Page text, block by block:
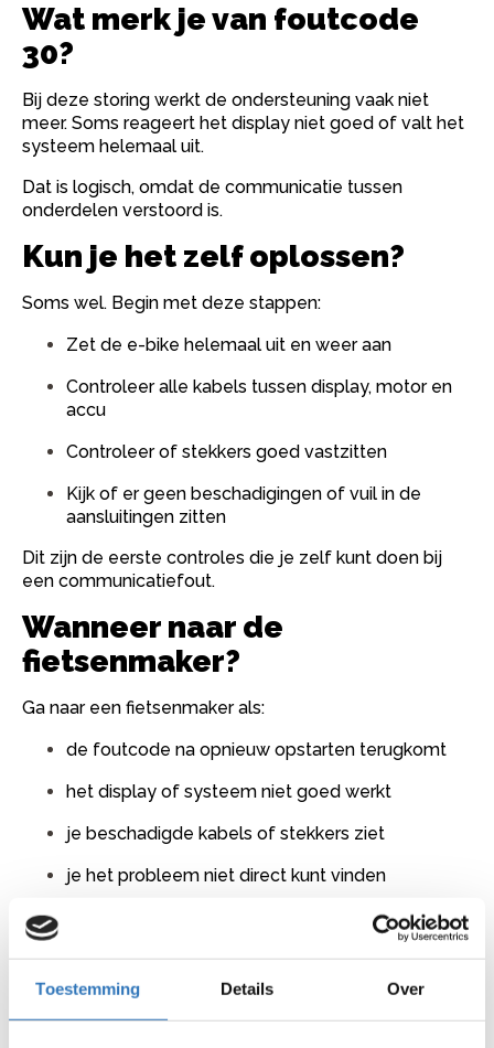
Toestemming Details Over
Wat merk je van foutcode
30?
Bij deze storing werkt de ondersteuning vaak niet
meer. Soms reageert het display niet goed of valt het
systeem helemaal uit.
Dat is logisch, omdat de communicatie tussen
onderdelen verstoord is.
Kun je het zelf oplossen?
Soms wel. Begin met deze stappen:
Zet de e-bike helemaal uit en weer aan
Controleer alle kabels tussen display, motor en
accu
Controleer of stekkers goed vastzitten
Kijk of er geen beschadigingen of vuil in de
aansluitingen zitten
Dit zijn de eerste controles die je zelf kunt doen bij
een communicatiefout.
Wanneer naar de
fietsenmaker?
Ga naar een fietsenmaker als:
de foutcode na opnieuw opstarten terugkomt
het display of systeem niet goed werkt
je beschadigde kabels of stekkers ziet
je het probleem niet direct kunt vinden
Blijft het probleem bestaan, laat dan het systeem
controleren.
Wat doet een fietsenmaker?